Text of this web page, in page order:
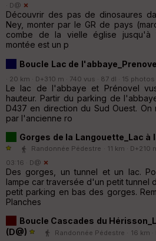
· D@
Découvrir des pas de dinosaures
Ney, monter par le GR de pays
combe de la vielle église jusqu'à
montée est un p
Boucle Lac de
· 20 km · D+310 m · 740 vus · 87 dl · 15 photos
Le lac de l'abbaye et Prénovel
hauteur. Partir du parking de
D437 en direction du Sud Ouest.
par l'ancienne ro
Gorges de la Langouette_Lac à
Randonnée Pédestre · 11 km · D+210
03:16 · D@
Des gorges, un tunnel et un lac.
lampe car traversée d'un petit tunnel
petit parking en bas des gorges.
Planches
Boucle Cascades du
(D@)
Randonnée Pédestre · 16 km ·